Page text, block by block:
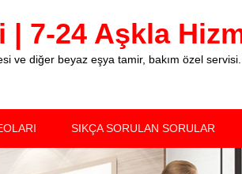
7-24 Aşkla
ve diğer beyaz eşya tamir, bakım özel servisi.
SIKÇA SORULAN SORULAR